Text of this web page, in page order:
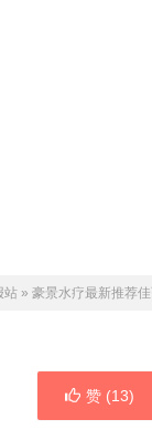
站 » 豪景水疗最新推荐
赞 (13)